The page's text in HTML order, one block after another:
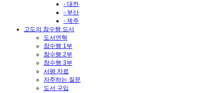
- 대전
- 부산
- 제주
고도의 참수행 도서
도서연혁
참수행 1부
참수행 2부
참수행 3부
서평 자료
자주하는 질문
도서 구입